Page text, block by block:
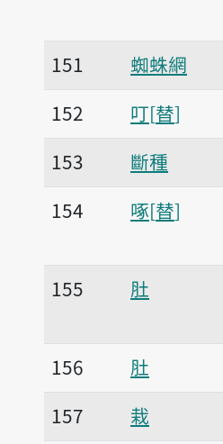
151 蜘蛛網
152
叮 替
153
斷種
154
啄 替
155
肚
156
肚
157
栽